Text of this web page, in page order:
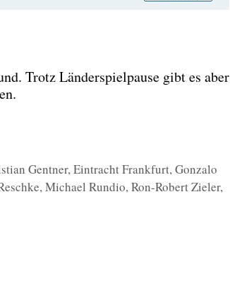
Trotz Län­der­spiel­pau­se gibt es aber
Gentner,Eintracht Frankfurt,Gonzalo
,Michael Rundio,Ron-Robert Zieler,